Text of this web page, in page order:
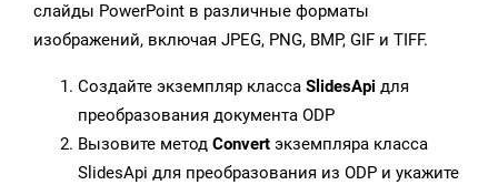
слайды PowerPoint в различные форматы
изображений, включая JPEG, PNG, BMP, GIF и TIFF.
Создайте экземпляр класса SlidesApi для
преобразования документа ODP
Вызовите метод Convert экземпляра класса
SlidesApi для преобразования из ODP и укажите